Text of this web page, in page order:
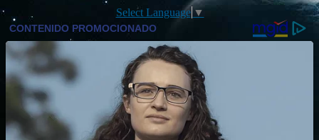
Select Language ▼